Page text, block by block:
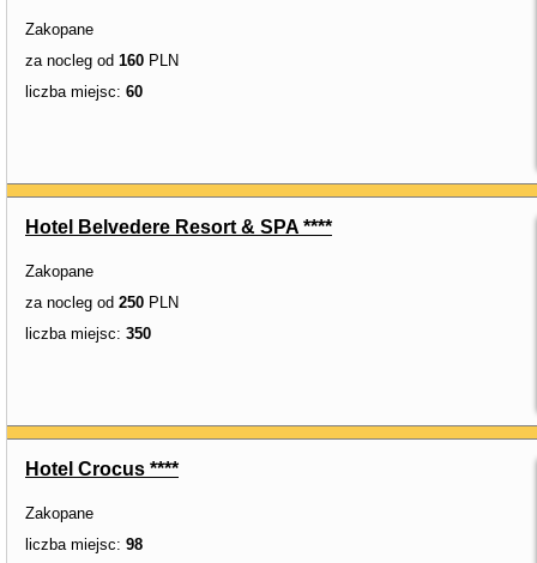
Zakopane
za nocleg od 160 PLN
liczba miejsc: 60
Hotel Belvedere Resort & SPA ****
Zakopane
za nocleg od 250 PLN
liczba miejsc: 350
Hotel Crocus ****
Zakopane
liczba miejsc: 98